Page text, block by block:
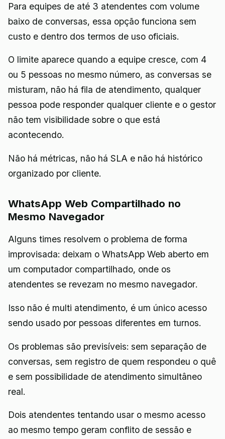
Para equipes de até 3 atendentes com volume
baixo de conversas, essa opção funciona sem
custo e dentro dos termos de uso oficiais.
O limite aparece quando a equipe cresce, com 4
ou 5 pessoas no mesmo número, as conversas se
misturam, não há fila de atendimento, qualquer
pessoa pode responder qualquer cliente e o gestor
não tem visibilidade sobre o que está
acontecendo.
Não há métricas, não há SLA e não há histórico
organizado por cliente.
WhatsApp Web Compartilhado no
Mesmo Navegador
Alguns times resolvem o problema de forma
improvisada: deixam o WhatsApp Web aberto em
um computador compartilhado, onde os
atendentes se revezam no mesmo navegador.
Isso não é multi atendimento, é um único acesso
sendo usado por pessoas diferentes em turnos.
Os problemas são previsíveis: sem separação de
conversas, sem registro de quem respondeu o quê
e sem possibilidade de atendimento simultâneo
real.
Dois atendentes tentando usar o mesmo acesso
ao mesmo tempo geram conflito de sessão e